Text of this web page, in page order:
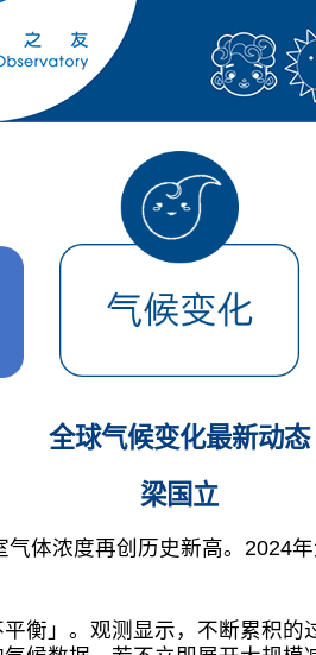
全球气候变化最新动态
梁国立
体浓度再创历史新高。2024
衡」。观测显示，不断累积